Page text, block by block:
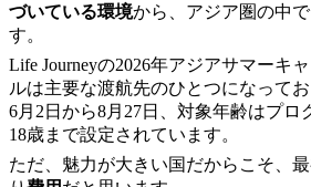
づいている環境から、アジア圏の中
す。
Life Journeyの2026年アジアサマーキ
ルは主要な渡航先のひとつになって
6月2日から8月27日、対象年齢はプロ
18歳まで設定されています。
ただ、魅力が大きい国だからこそ、